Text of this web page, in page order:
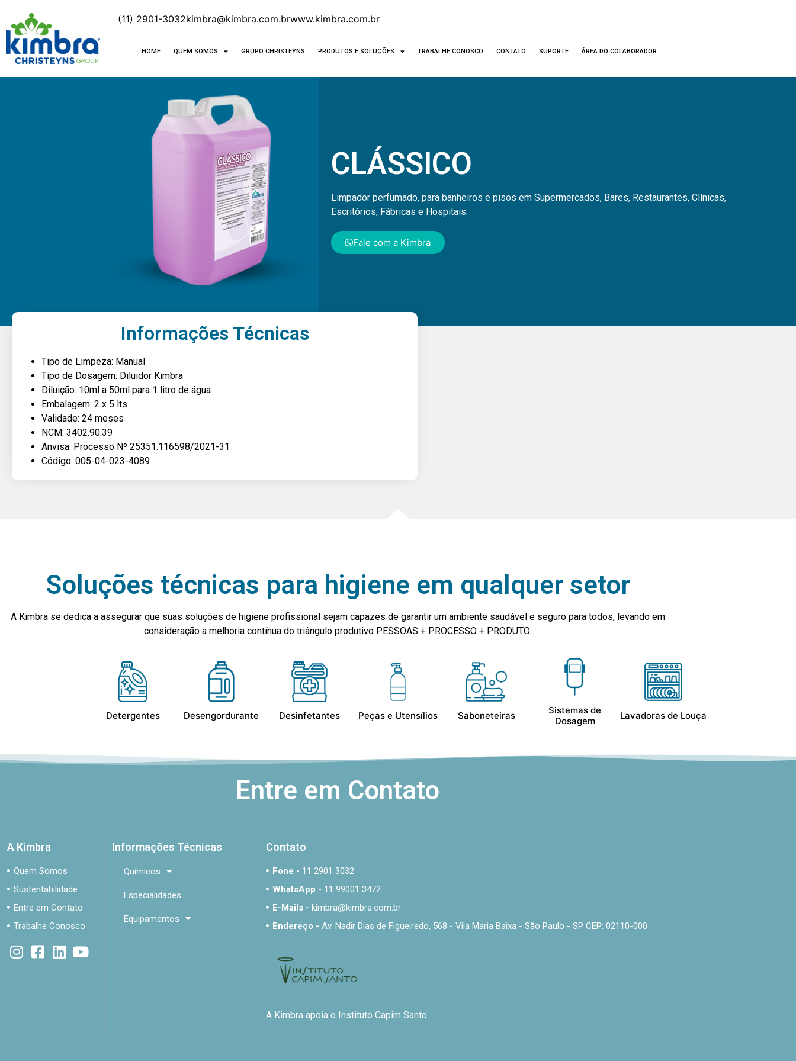
(11) 2901-3032kimbra@kimbra.com.brwww.kimbra.com.br
HOME QUEM SOMOS GRUPO CHRISTEYNS PRODUTOS E SOLUÇÕES TRABALHE CONOSCO CONTATO SUPORTE ÁREA DO COLABORADOR
CLÁSSICO
Limpador perfumado, para banheiros e pisos em Supermercados, Bares, Restaurantes, Clínicas,
Escritórios, Fábricas e Hospitais.
Fale com a Kimbra
Informações Técnicas
Tipo de Limpeza: Manual
Tipo de Dosagem: Diluidor Kimbra
Diluição: 10ml a 50ml para 1 litro de água
Embalagem: 2 x 5 lts
Validade: 24 meses
NCM: 3402.90.39
Anvisa: Processo Nº 25351.116598/2021-31
Código: 005-04-023-4089
Soluções técnicas para higiene em qualquer setor
A Kimbra se dedica a assegurar que suas soluções de higiene profissional sejam capazes de garantir um ambiente saudável e seguro para todos, levando em
consideração a melhoria contínua do triângulo produtivo PESSOAS + PROCESSO + PRODUTO.
Detergentes Desengordurante Desinfetantes Peças e Utensílios Saboneteiras
Sistemas de
Dosagem
Lavadoras de Louça
Entre em Contato
A Kimbra
Quem Somos
Sustentabilidade
Entre em Contato
Trabalhe Conosco
Informações Técnicas
Químicos
Especialidades
Equipamentos
Contato
Fone - 11 2901 3032
WhatsApp - 11 99001 3472
E-Mails -kimbra@kimbra.com.br
Endereço -Av. Nadir Dias de Figueiredo, 568 - Vila Maria Baixa - São Paulo - SP CEP: 02110-000
A Kimbra apoia o Instituto Capim Santo